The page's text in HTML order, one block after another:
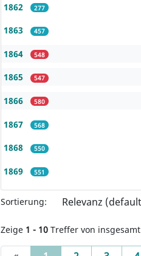
1862 277
1863 457
1864 548
1865 547
1866 580
1867 568
1868 550
1869 551
Sortierung:
Zeige 1 - 10 Treffer von insgesamt